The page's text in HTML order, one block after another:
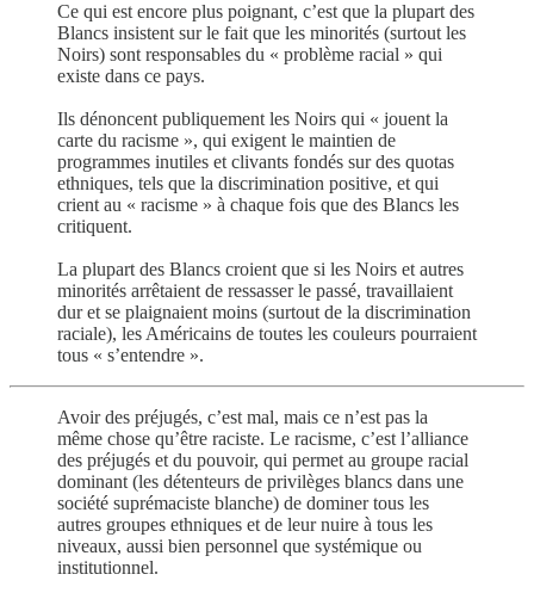
Ce qui est encore plus poignant, c’est que la plupart des
Blancs insistent sur le fait que les minorités (surtout les
Noirs) sont responsables du « problème racial » qui
existe dans ce pays.
Ils dénoncent publiquement les Noirs qui « jouent la
carte du racisme », qui exigent le maintien de
programmes inutiles et clivants fondés sur des quotas
ethniques, tels que la discrimination positive, et qui
crient au « racisme » à chaque fois que des Blancs les
critiquent.
La plupart des Blancs croient que si les Noirs et autres
minorités arrêtaient de ressasser le passé, travaillaient
dur et se plaignaient moins (surtout de la discrimination
raciale), les Américains de toutes les couleurs pourraient
tous « s’entendre ».
Avoir des préjugés, c’est mal, mais ce n’est pas la
même chose qu’être raciste. Le racisme, c’est l’alliance
des préjugés et du pouvoir, qui permet au groupe racial
dominant (les détenteurs de privilèges blancs dans une
société suprémaciste blanche) de dominer tous les
autres groupes ethniques et de leur nuire à tous les
niveaux, aussi bien personnel que systémique ou
institutionnel.